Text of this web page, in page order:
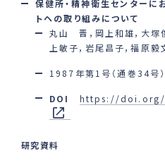
保健所・精神衛生センターに
トヘの取り組みについて
丸山 晋，岡上和雄，大塚
上敏子，岩尾昌子，福原毅
1987年第1号（通巻34号
DOI https://doi.org/
研究資料